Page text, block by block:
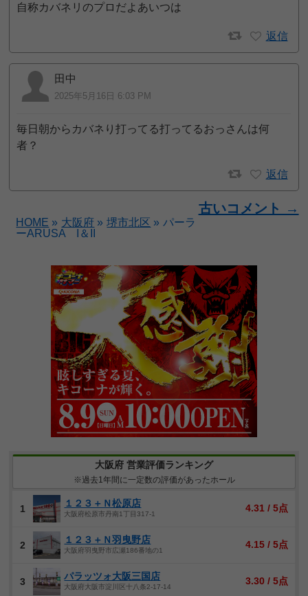
自称カバネリのプロだよあいつは
返信
田中
2025年5月16日 6:03 PM
毎日朝からカバネり打ってる打ってるおっさんは何
者？
返信
古いコメント →
HOME » 大阪府 » 堺市北区 » パーラ
ーARUSA I＆II
大阪府 営業評価ランキング
※過去1年間に一定数の評価があったホール
1 １２３＋Ｎ松原店
大阪府松原市丹南1丁目317-1
4.31 / 5点
2 １２３＋Ｎ羽曳野店
大阪府羽曳野市広瀬186番地の1
4.15 / 5点
3 パラッツォ大阪三国店
大阪府大阪市淀川区十八条2-17-14
3.30 / 5点